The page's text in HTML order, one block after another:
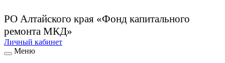
РО Алтайского края «Фонд капитального
ремонта МКД»
Личный кабинет
Меню